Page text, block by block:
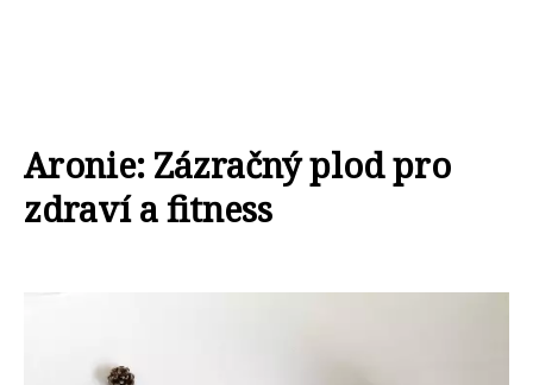
Aronie: Zázračný plod pro
zdraví a fitness